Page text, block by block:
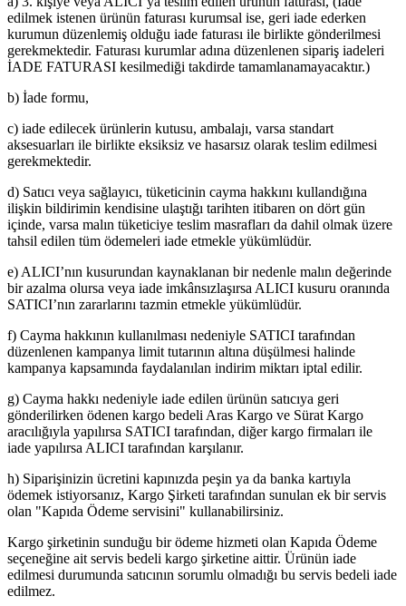
edilmek istenen ürünün faturası kurumsal ise, geri iade ederken
kurumun düzenlemiş olduğu iade faturası ile birlikte gönderilmesi
gerekmektedir. Faturası kurumlar adına düzenlenen sipariş iadeleri
İADE FATURASI kesilmediği takdirde tamamlanamayacaktır.)
b) İade formu,
c) iade edilecek ürünlerin kutusu, ambalajı, varsa standart
aksesuarları ile birlikte eksiksiz ve hasarsız olarak teslim edilmesi
gerekmektedir.
d) Satıcı veya sağlayıcı, tüketicinin cayma hakkını kullandığına
ilişkin bildirimin kendisine ulaştığı tarihten itibaren on dört gün
içinde, varsa malın tüketiciye teslim masrafları da dahil olmak üzere
tahsil edilen tüm ödemeleri iade etmekle yükümlüdür.
e) ALICI’nın kusurundan kaynaklanan bir nedenle malın değerinde
bir azalma olursa veya iade imkânsızlaşırsa ALICI kusuru oranında
SATICI’nın zararlarını tazmin etmekle yükümlüdür.
f) Cayma hakkının kullanılması nedeniyle SATICI tarafından
düzenlenen kampanya limit tutarının altına düşülmesi halinde
kampanya kapsamında faydalanılan indirim miktarı iptal edilir.
g) Cayma hakkı nedeniyle iade edilen ürünün satıcıya geri
gönderilirken ödenen kargo bedeli Aras Kargo ve Sürat Kargo
aracılığıyla yapılırsa SATICI tarafından, diğer kargo firmaları ile
iade yapılırsa ALICI tarafından karşılanır.
h) Siparişinizin ücretini kapınızda peşin ya da banka kartıyla
ödemek istiyorsanız, Kargo Şirketi tarafından sunulan ek bir servis
olan "Kapıda Ödeme servisini" kullanabilirsiniz.
Kargo şirketinin sunduğu bir ödeme hizmeti olan Kapıda Ödeme
seçeneğine ait servis bedeli kargo şirketine aittir. Ürünün iade
edilmesi durumunda satıcının sorumlu olmadığı bu servis bedeli iade
edilmez.